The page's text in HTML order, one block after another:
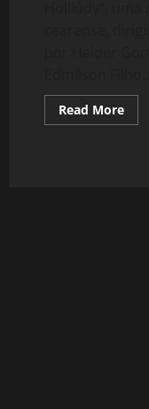
Read MoreRead
more